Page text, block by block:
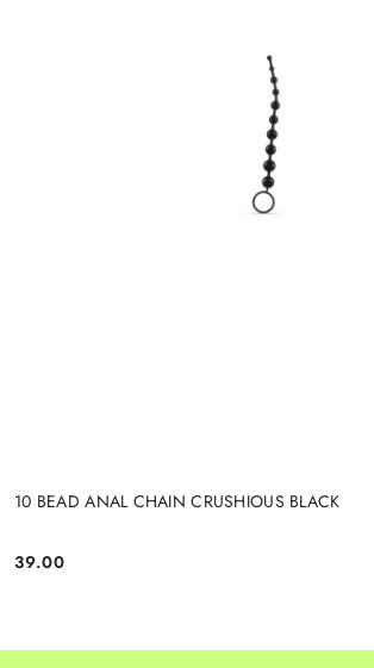
10 BEAD ANAL CHAIN CRUSHIOUS BLACK
Cena:
39.00